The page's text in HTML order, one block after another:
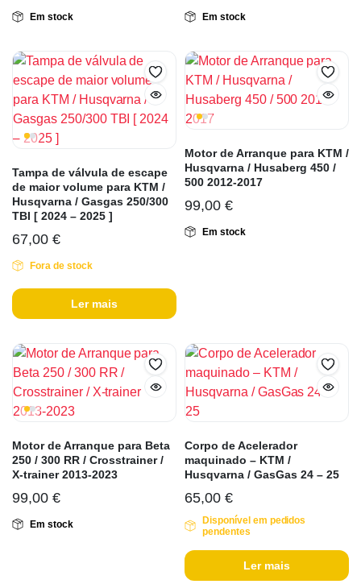
Em stock Em stock
Tampa de válvula de escape
de maior volume para KTM /
Husqvarna / Gasgas 250/300
TBI [ 2024 – 2025 ]
67,00 €
Fora de stock
Ler mais
Motor de Arranque para KTM /
Husqvarna / Husaberg 450 /
500 2012-2017
99,00 €
Em stock
Motor de Arranque para Beta
250 / 300 RR / Crosstrainer /
X-trainer 2013-2023
99,00 €
Em stock
Corpo de Acelerador
maquinado – KTM /
Husqvarna / GasGas 24 – 25
65,00 €
Disponível em pedidos
pendentes
Ler mais